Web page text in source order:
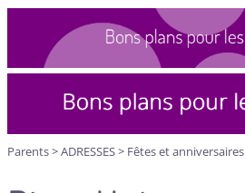
Parents>ADRESSES> Fêtes et anniversaires